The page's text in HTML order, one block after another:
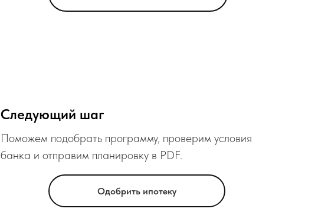
Следующий шаг
Поможем подобрать программу, проверим условия
банка и отправим планировку в PDF.
Одобрить ипотеку